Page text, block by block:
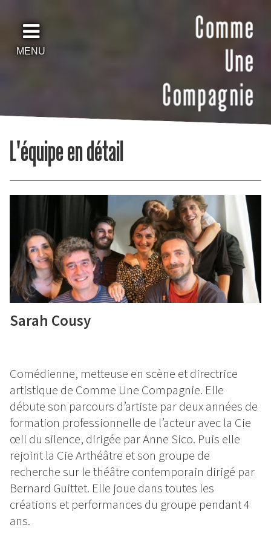
MENU
L'équipe en détail
Sarah Cousy
Comédienne, metteuse en scène et directrice
artistique de Comme Une Compagnie. Elle
débute son parcours d’artiste par deux années de
formation professionnelle de l’acteur avec la Cie
œil du silence, dirigée par Anne Sico. Puis elle
rejoint la Cie Arthéâtre et son groupe de
recherche sur le théâtre contemporain dirigé par
Bernard Guittet. Elle joue dans toutes les
créations et performances du groupe pendant 4
ans.